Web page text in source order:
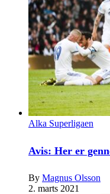
Alka Superligaen
Avis: Her er
By Magnus Olsson
2. marts 2021